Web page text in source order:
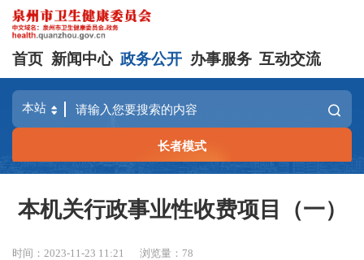
首页 新闻中心 政务公开 办事服务 互动交流
长者模式
本机关行政事业性收费项目（一）
时间：2023-11-23 11:21 浏览量： 78